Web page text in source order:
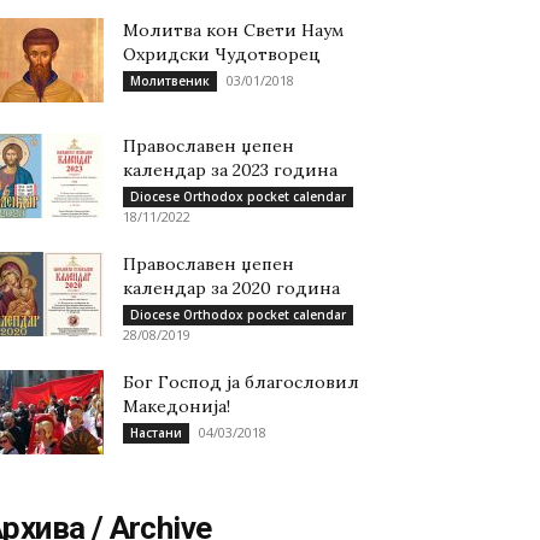
Молитва кон Свети Наум
Охридски Чудотворец
Молитвеник 03/01/2018
Православен џепен
календар за 2023 година
Diocese Orthodox pocket calendar
18/11/2022
Православен џепен
календар за 2020 година
Diocese Orthodox pocket calendar
28/08/2019
Бог Господ ја благословил
Македонија!
Настани 04/03/2018
/ Archive